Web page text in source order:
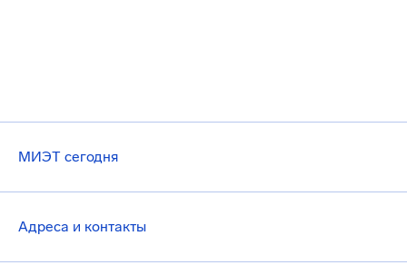
МИЭТ сегодня
Адреса и контакты